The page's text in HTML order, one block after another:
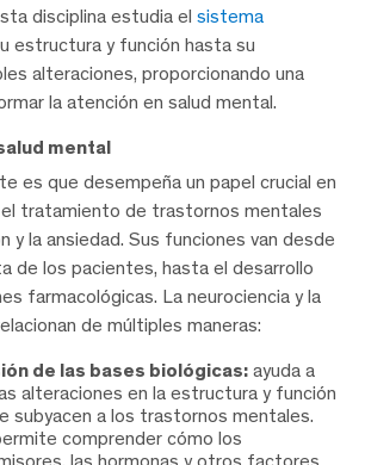
disciplina estudia el sistema
estructura y función hasta su
alteraciones, proporcionando una
la atención en salud mental.
mental
es que desempeña un papel crucial en
el tratamiento de trastornos mentales
y la ansiedad. Sus funciones van desde
de los pacientes, hasta el desarrollo
farmacológicas. La neurociencia y la
de múltiples maneras:
de las bases biológicas: ayuda a
alteraciones en la estructura y función
subyacen a los trastornos mentales.
comprender cómo los